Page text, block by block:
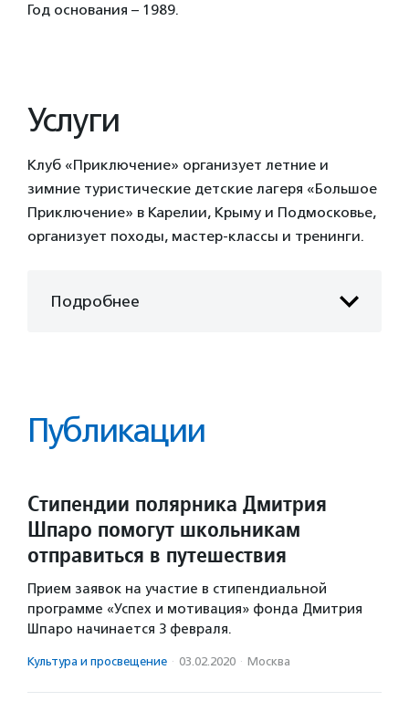
Год основания – 1989.
Услуги
Клуб «Приключение» организует летние и
зимние туристические детские лагеря «Большое
Приключение» в Карелии, Крыму и Подмосковье,
организует походы, мастер-классы и тренинги.
Подробнее
Публикации
Стипендии полярника Дмитрия
Шпаро помогут школьникам
отправиться в путешествия
Прием заявок на участие в стипендиальной
программе «Успех и мотивация» фонда Дмитрия
Шпаро начинается 3 февраля.
Культура и просвещение · 03.02.2020 · Москва